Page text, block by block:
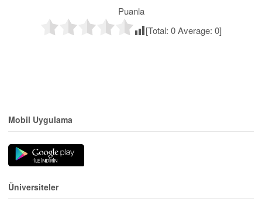
Puanla
[Total: 0Average: 0]
Mobil Uygulama
Üniversiteler